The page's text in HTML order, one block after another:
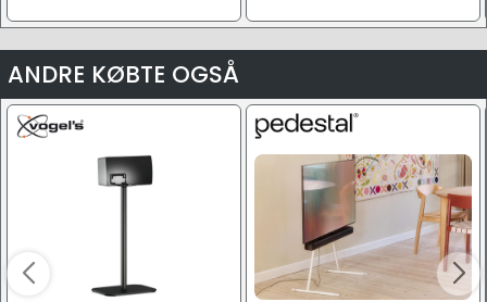
ANDRE KØBTE OGSÅ